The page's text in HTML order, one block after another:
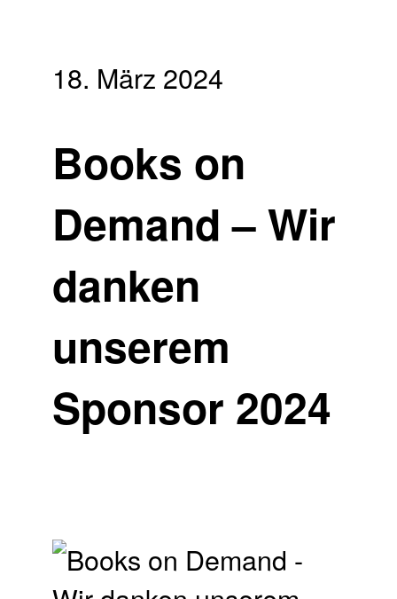
18. März 2024
Books on
Demand – Wir
danken
unserem
Sponsor 2024